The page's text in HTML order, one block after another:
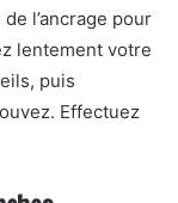
l’ancrage pour
lentement votre
puis
Effectuez